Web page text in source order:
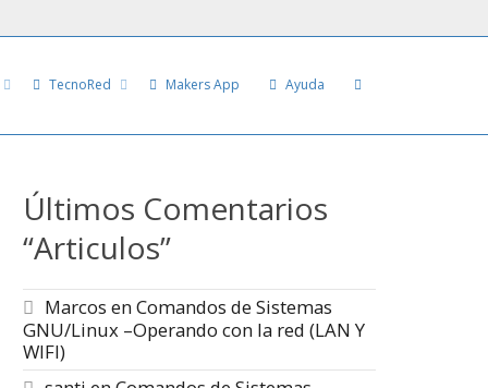
TecnoRed Makers App Ayuda
Últimos Comentarios
“Articulos”
Marcos enComandos de Sistemas
GNU/Linux –Operando con la red (LAN Y
WIFI)